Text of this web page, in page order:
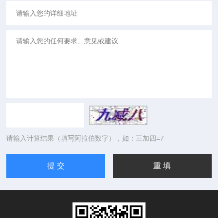
请输入计算结果（填写阿拉伯数字），如：三加四=7